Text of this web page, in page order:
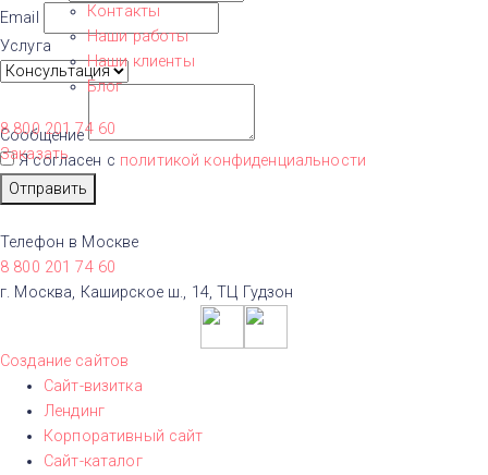
Контакты
Наши работы
Наши клиенты
Блог
8 800 201 74 60
Заказать
Email
Услуга
Сообщение
Я согласен с политикой конфиденциальности
Отправить
Телефон в Москве
8 800 201 74 60
г. Москва, Каширское ш., 14, ТЦ Гудзон
Создание сайтов
Сайт-визитка
Лендинг
Корпоративный сайт
Сайт-каталог